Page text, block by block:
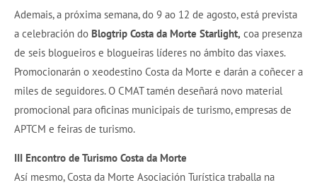
Ademais, a próxima semana, do 9 ao 12 de agosto, está prevista
a celebración do Blogtrip Costa da Morte Starlight, coa presenza
de seis blogueiros e blogueiras líderes no ámbito das viaxes.
Promocionarán o xeodestino Costa da Morte e darán a coñecer a
miles de seguidores. O CMAT tamén deseñará novo material
promocional para oficinas municipais de turismo, empresas de
APTCM e feiras de turismo.
III Encontro de Turismo Costa da Morte
Así mesmo, Costa da Morte Asociación Turística traballa na